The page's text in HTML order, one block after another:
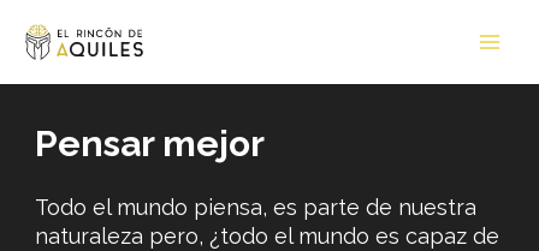
Pensar mejor
Todo el mundo piensa, es parte de nuestra
naturaleza pero, ¿todo el mundo es capaz de